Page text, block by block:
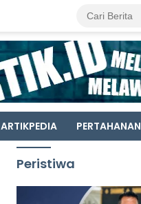
ARTIKPEDIA PERTAHANAN
Peristiwa